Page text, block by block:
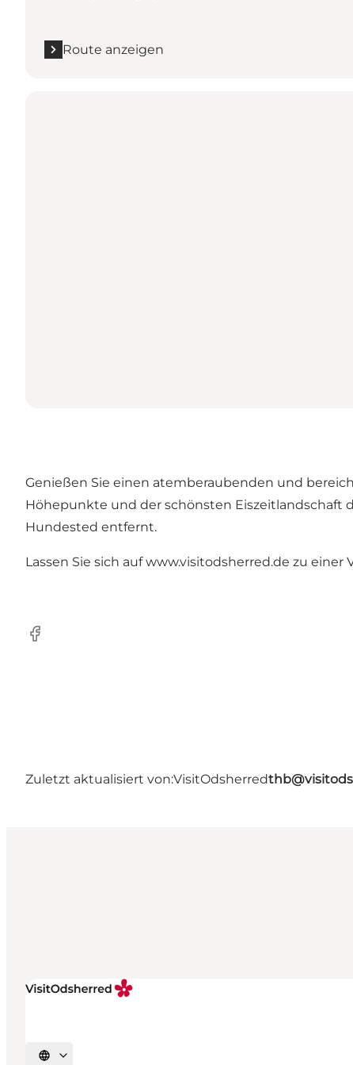
Route anzeigen
Genießen Sie einen atemberaubenden und
Höhepunkte und der schönsten Eiszeitlandschaft
Hundested entfernt.
Lassen Sie sich aufwww.visitodsherred.de zu einer
Facebook
Zuletzt aktualisiert von:VisitOdsherred
Sprache auswählen